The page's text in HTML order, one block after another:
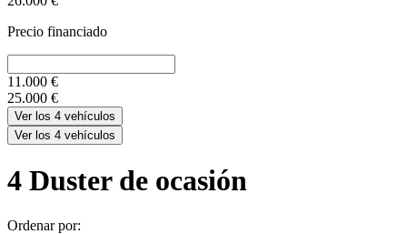
Precio financiado
11.000 €
25.000 €
Ver los 4 vehículos
Ver los 4 vehículos
4 Duster de ocasión
Ordenar por: